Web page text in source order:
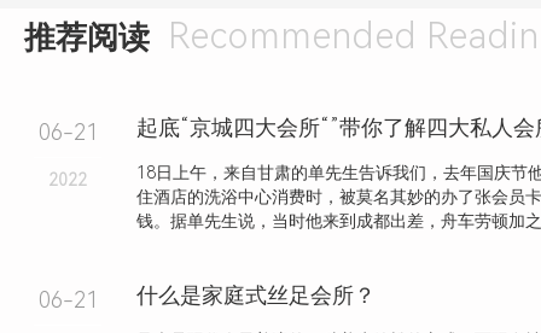
推荐阅读 Recommended
06-21
2022
起底“京城四大会所“”带你了解四大私人
18日上午，来自甘肃的单先生告诉我们，去年国庆节
住酒店的洗浴中心消费时，被莫名其妙的办了张会员
钱。据单先生说，当时他来到成都出差，舟车劳顿加
06-21 什么是家庭式丝足会所？